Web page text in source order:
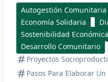
Autogestión Comunitaria
Economía Solidaria
Sostenibilidad Económica
Desarrollo Comunitario
Proyectos
Pasos Para Elaborar